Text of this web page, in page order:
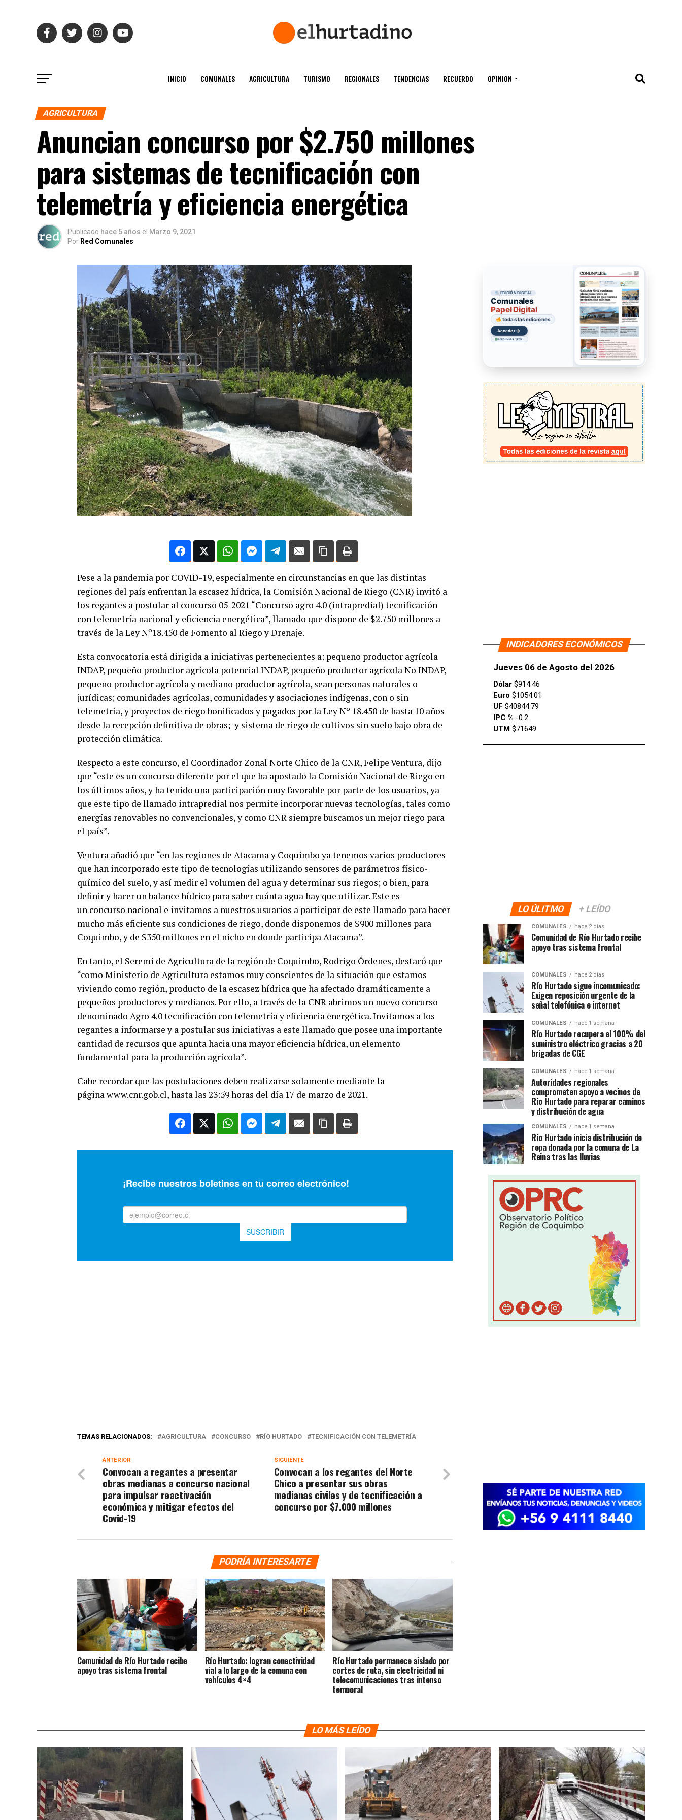
INICIO COMUNALES AGRICULTURA TURISMO REGIONALES TENDENCIAS RECUERDO OPINION
AGRICULTURA
Anuncian concurso por $2.750 millones
para sistemas de tecnificación con
telemetría y eficiencia energética
Publicado hace 5 años el Marzo 9, 2021
Por Red Comunales
Pese a la pandemia por COVID-19, especialmente en circunstancias en que las distintas
regiones del país enfrentan la escasez hídrica, la Comisión Nacional de Riego (CNR) invitó a
los regantes a postular al concurso 05-2021 “Concurso agro 4.0 (intrapredial) tecnificación
con telemetría nacional y eficiencia energética”, llamado que dispone de $2.750 millones a
través de la Ley Nº18.450 de Fomento al Riego y Drenaje.
Esta convocatoria está dirigida a iniciativas pertenecientes a: pequeño productor agrícola
INDAP, pequeño productor agrícola potencial INDAP, pequeño productor agrícola No INDAP,
pequeño productor agrícola y mediano productor agrícola, sean personas naturales o
jurídicas; comunidades agrícolas, comunidades y asociaciones indígenas, con o sin
telemetría, y proyectos de riego bonificados y pagados por la Ley Nº 18.450 de hasta 10 años
desde la recepción definitiva de obras; y sistema de riego de cultivos sin suelo bajo obra de
protección climática.
Respecto a este concurso, el Coordinador Zonal Norte Chico de la CNR, Felipe Ventura, dijo
que “este es un concurso diferente por el que ha apostado la Comisión Nacional de Riego en
los últimos años, y ha tenido una participación muy favorable por parte de los usuarios, ya
que este tipo de llamado intrapredial nos permite incorporar nuevas tecnologías, tales como
energías renovables no convencionales, y como CNR siempre buscamos un mejor riego para
el país”.
Ventura añadió que “en las regiones de Atacama y Coquimbo ya tenemos varios productores
que han incorporado este tipo de tecnologías utilizando sensores de parámetros físico-
químico del suelo, y así medir el volumen del agua y determinar sus riegos; o bien, para
definir y hacer un balance hídrico para saber cuánta agua hay que utilizar. Este es
un concurso nacional e invitamos a nuestros usuarios a participar de este llamado para hacer
mucho más eficiente sus condiciones de riego, donde disponemos de $900 millones para
Coquimbo, y de $350 millones en el nicho en donde participa Atacama”.
En tanto, el Seremi de Agricultura de la región de Coquimbo, Rodrigo Órdenes, destacó que
“como Ministerio de Agricultura estamos muy conscientes de la situación que estamos
viviendo como región, producto de la escasez hídrica que ha afectado dramáticamente a
pequeños productores y medianos. Por ello, a través de la CNR abrimos un nuevo concurso
denominado Agro 4.0 tecnificación con telemetría y eficiencia energética. Invitamos a los
regantes a informarse y a postular sus iniciativas a este llamado que posee una importante
cantidad de recursos que apunta hacia una mayor eficiencia hídrica, un elemento
fundamental para la producción agrícola”.
Cabe recordar que las postulaciones deben realizarse solamente mediante la
página www.cnr.gob.cl, hasta las 23:59 horas del día 17 de marzo de 2021.
TEMAS RELACIONADOS: AGRICULTURA CONCURSO RÍO HURTADO TECNIFICACIÓN CON TELEMETRÍA
SIGUIENTE
Convocan a los regantes del Norte
Chico a presentar sus obras
medianas civiles y de tecnificación a
concurso por $7.000 millones
ANTERIOR
Convocan a regantes a presentar
obras medianas a concurso nacional
para impulsar reactivación
económica y mitigar efectos del
Covid-19
PODRÍA INTERESARTE
Comunidad de Río Hurtado recibe
apoyo tras sistema frontal
Río Hurtado: logran conectividad
vial a lo largo de la comuna con
vehículos 4×4
Río Hurtado permanece aislado por
cortes de ruta, sin electricidad ni
telecomunicaciones tras intenso
temporal
EDICIÓN DIGITAL
Comunales
Papel Digital
todas las ediciones
Acceder→
ediciones 2026
INDICADORES ECONÓMICOS
Jueves 06 de Agosto del 2026
Dólar $914.46
Euro $1054.01
UF $40844.79
IPC % -0.2
UTM $71649
LO ÚLITMO + LEÍDO
COMUNALES hace 2 días
Comunidad de Río Hurtado recibe
apoyo tras sistema frontal
COMUNALES hace 2 días
Río Hurtado sigue incomunicado:
Exigen reposición urgente de la
señal telefónica e internet
COMUNALES hace 1 semana
Río Hurtado recupera el 100% del
suministro eléctrico gracias a 20
brigadas de CGE
COMUNALES hace 1 semana
Autoridades regionales
comprometen apoyo a vecinos de
Río Hurtado para reparar caminos
y distribución de agua
COMUNALES hace 1 semana
Río Hurtado inicia distribución de
ropa donada por la comuna de La
Reina tras las lluvias
LO MÁS LEÍDO